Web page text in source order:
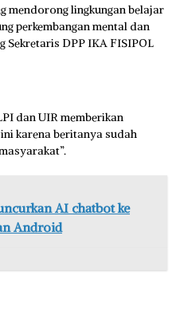
mendorong lingkungan belajar
perkembangan mental dan
Sekretaris DPP IKA FISIPOL
dan UIR memberikan
karena beritanya sudah
AI chatbot ke
Android